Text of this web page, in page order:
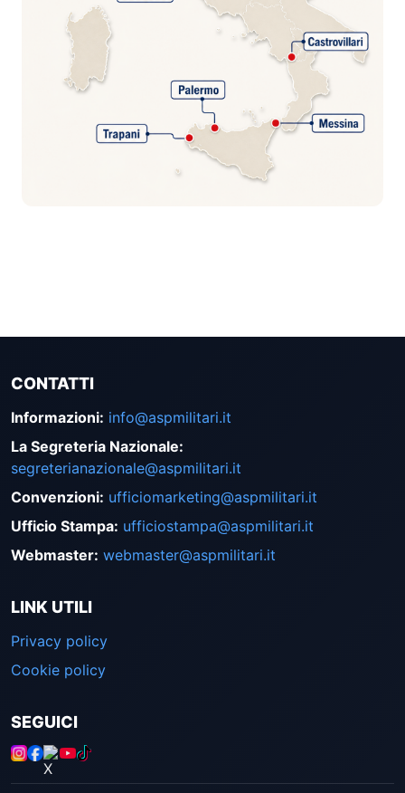
CONTATTI
Informazioni: info@aspmilitari.it
La Segreteria Nazionale:
segreterianazionale@aspmilitari.it
Convenzioni: ufficiomarketing@aspmilitari.it
Ufficio Stampa: ufficiostampa@aspmilitari.it
Webmaster: webmaster@aspmilitari.it
LINK UTILI
Privacy policy
Cookie policy
SEGUICI